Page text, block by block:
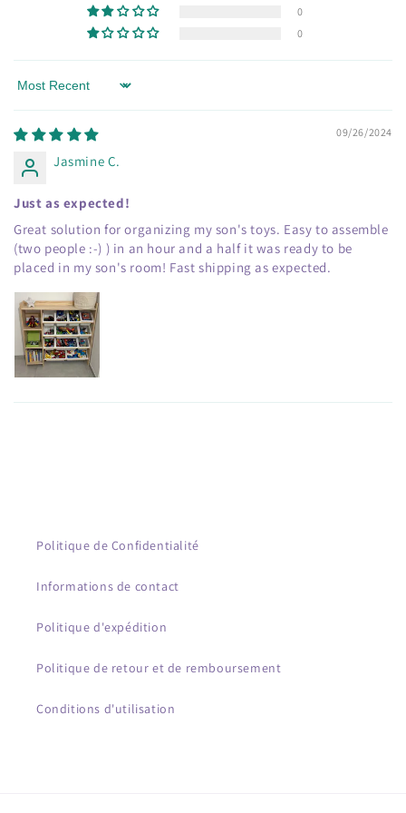
0
0
Sort by
09/26/2024
Jasmine C.
Just as expected!
Great solution for organizing my son's toys. Easy to assemble
(two people :-) ) in an hour and a half it was ready to be
placed in my son's room! Fast shipping as expected.
Politique de Confidentialité
Informations de contact
Politique d'expédition
Politique de retour et de remboursement
Conditions d'utilisation